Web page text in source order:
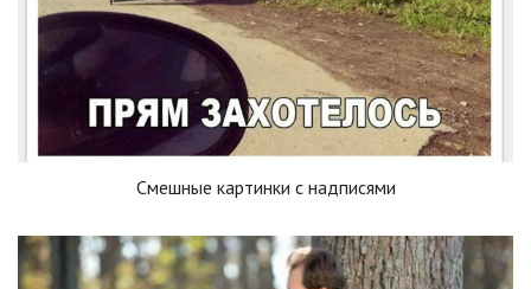
Смешные картинки с надписями